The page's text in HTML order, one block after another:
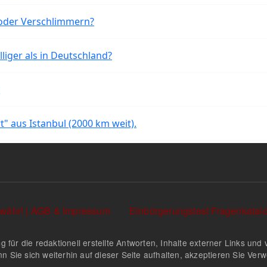
Verschlimmern?
als in Deutschland?
aus Istanbul (2000 km weit).
| AGB & Impressum Einbürgerungstest
für die redaktionell erstellte Antworten, Inhalte externer Links
Sie sich weiterhin auf dieser Seite aufhalten, akzeptieren Sie